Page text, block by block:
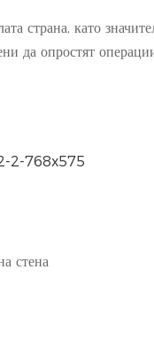
страна, като
да опростят
стена